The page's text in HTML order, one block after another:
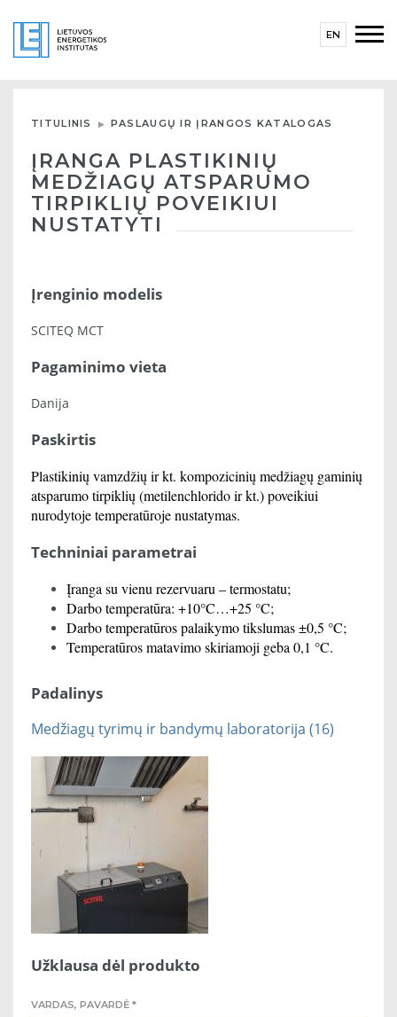
EN
TITULINIS PASLAUGŲ IR ĮRANGOS KATALOGAS
ĮRANGA PLASTIKINIŲ
MEDŽIAGŲ ATSPARUMO
TIRPIKLIŲ POVEIKIUI
NUSTATYTI
Įrenginio modelis
SCITEQ MCT
Pagaminimo vieta
Danija
Paskirtis
Plastikinių vamzdžių ir kt. kompozicinių medžiagų gaminių
atsparumo tirpiklių (metilenchlorido ir kt.) poveikiui
nurodytoje temperatūroje nustatymas.
Techniniai parametrai
Įranga su vienu rezervuaru – termostatu;
Darbo temperatūra: +10°C…+25 °C;
Darbo temperatūros palaikymo tikslumas ±0,5 °C;
Temperatūros matavimo skiriamoji geba 0,1 °C.
Padalinys
Medžiagų tyrimų ir bandymų laboratorija (16)
Užklausa dėl produkto
VARDAS, PAVARDĖ *